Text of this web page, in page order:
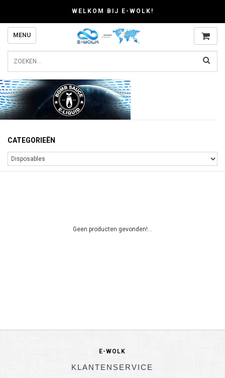
WELKOM BIJ E-WOLK!
MENU
CATEGORIEËN
Geen producten gevonden!...
E-WOLK
KLANTENSERVICE